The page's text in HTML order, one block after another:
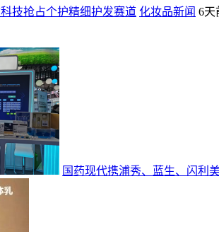
技抢占个护精细护发赛道 化妆品新闻 6天
国药现代携浦秀、蓝生、闪利